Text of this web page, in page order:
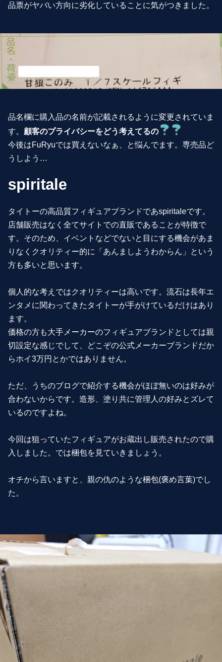
品票がヤバい方向に劣化していることに気がつきました。
品名欄に購入品の名前が記載されるように変更されていま
す。 顧客のプライバシーをどう考えてるの
今後はFuRyuでは買えないなぁ、と悩んでます。専売品ど
うしよう…
spiritale
タイトーの高品質フィギュアブランドであspiritaleです。
店舗販売はなく全てサイトでの直販であることが特徴で
す。そのため、イベントなどでないと目にする機会があま
りなくクオリティー的に「あんましようわからん」という
方も多いと思います。
個人的な考えではクオリティーは高いです。流石は長年エ
ンタメに関わってきたタイトーが手がけているだけはあり
ます。
価格の方も大手メーカーのフィギュアブランドとしては親
切設定な感じでして、どこぞの公式メーカーブランドだか
らホイ3万円とかではありません。
ただ、うちのブログで紹介する機会がほぼ無いのは好みが
合わないからです。造形、塗り共に管理人の好みとズレて
いるのですよね。
今回は狙っていたフィギュアがお蔵出し販売されたので購
入しました。では梱包を見ていきましょう。
オチから言いますと、親の仇のような梱包(褒め言葉)でし
た。